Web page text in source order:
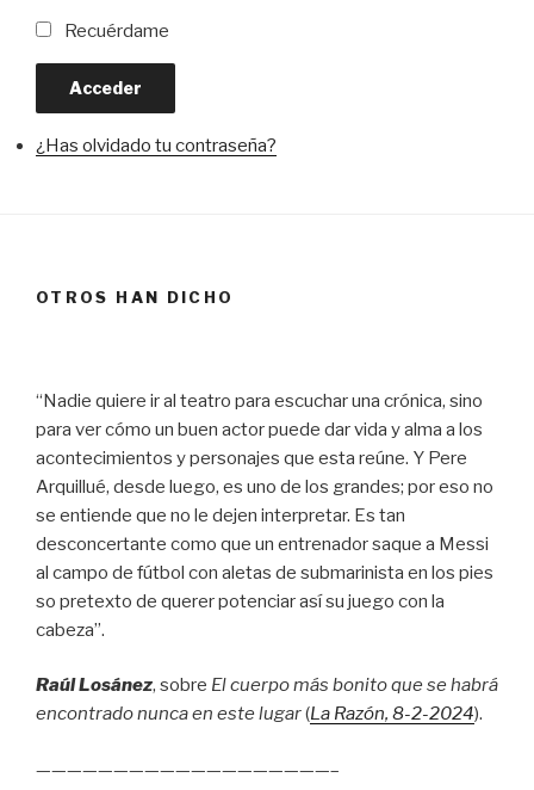
Recuérdame
Acceder
¿Has olvidado tu contraseña?
OTROS HAN DICHO
“Nadie quiere ir al teatro para escuchar una crónica, sino
para ver cómo un buen actor puede dar vida y alma a los
acontecimientos y personajes que esta reúne. Y Pere
Arquillué, desde luego, es uno de los grandes; por eso no
se entiende que no le dejen interpretar. Es tan
desconcertante como que un entrenador saque a Messi
al campo de fútbol con aletas de submarinista en los pies
so pretexto de querer potenciar así su juego con la
cabeza”.
Raúl Losánez, sobre El cuerpo más bonito que se habrá
encontrado nunca en este lugar(La Razón, 8-2-2024).
———————————————————–